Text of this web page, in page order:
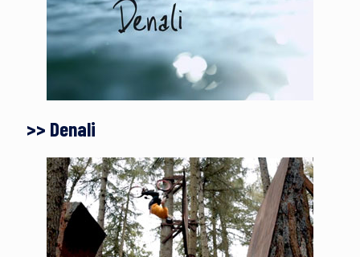
>> Denali